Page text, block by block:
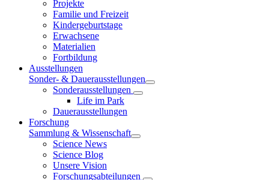
Projekte
Familie und Freizeit
Kindergeburtstage
Erwachsene
Materialien
Fortbildung
Ausstellungen
Sonder- & Dauerausstellungen
Sonderausstellungen
Life im Park
Dauerausstellungen
Forschung
Sammlung & Wissenschaft
Science News
Science Blog
Unsere Vision
Forschungsabteilungen